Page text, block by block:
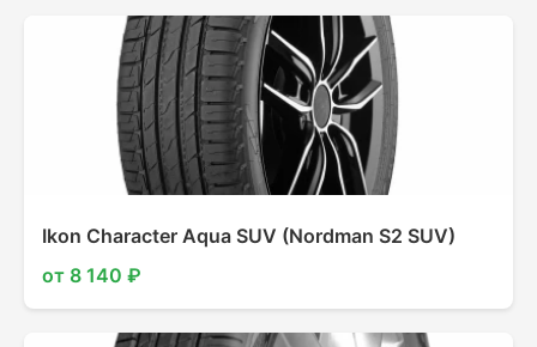
Ikon Character Aqua SUV (Nordman S2 SUV)
от 8 140 ₽